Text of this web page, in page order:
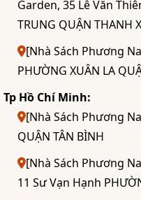
Garden, 35 Lê Văn
TRUNG QUẬN THANH
[Nhà Sách Phương
PHƯỜNG XUÂN LA
Tp Hồ Chí Minh:
[Nhà Sách Phương
QUẬN TÂN BÌNH
[Nhà Sách Phương
11 Sư Vạn Hạnh